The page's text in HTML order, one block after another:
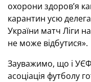
охорони здоров’я
карантин усю
України матч Ліги
не може відбутися».
Зауважимо, що і
асоціація футболу